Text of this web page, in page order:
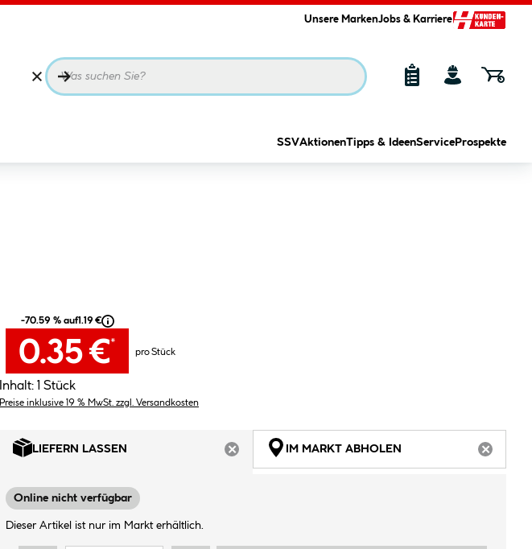
Unsere MarkenJobs & Karriere
SSVAktionenTipps & IdeenService Prospekte
-70.59 % auf1.19 €
0.35 €*
pro Stück
Inhalt: 1 Stück
Preise inklusive 19 % MwSt. zzgl. Versandkosten
LIEFERN LASSEN
ARTIKEL NICHT VERFÜGBAR
IM MARKT ABHOLEN
Online nicht verfügbar
Dieser Artikel ist nur im Markt erhältlich.